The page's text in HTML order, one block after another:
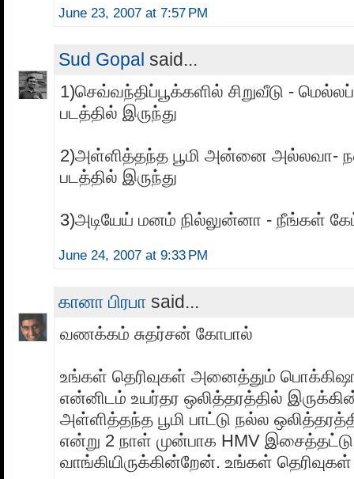
June 23, 2007 at 7:57 PM
Sud Gopal said...
1)செவ்வந்திப்பூக்களில் சிறுவீடு -
படத்தில் இருந்து
2)அள்ளித்தந்த பூமி அன்னை அல்லவா-
படத்தில் இருந்து
3)அடியேய் மனம் நில்லுன்னா - நீங்கள்
June 24, 2007 at 9:33 PM
கானா பிரபா said...
வணக்கம் சுதர்சன் கோபால்
உங்கள் தெரிவுகள் அனைத்தும்
என்னிடம் உயர்தர ஒலித்தரத்தில்
அள்ளித்தந்த பூமி பாட்டு நல்ல
என்று 2 நாள் முன்பாக HMV இசைத்தட்டு
வாங்கியிருக்கின்றேன். உங்கள்